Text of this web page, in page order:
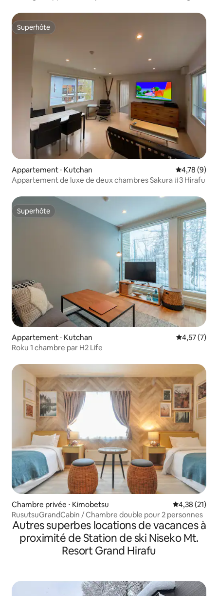
Superhôte
Superhôte
Appartement ⋅ Kutchan Évaluation
4,78 (9)
Appartement de luxe de deux chambres Sakura #3 Hirafu
Superhôte
Superhôte
Appartement ⋅ Kutchan Évaluation
4,57 (7)
Roku 1 chambre par H2 Life
Chambre privée ⋅ Kimobetsu Évaluation
4,38 (21)
RusutsuGrandCabin / Chambre double pour 2 personnes
Autres superbes locations de vacances à
proximité de Station de ski Niseko Mt.
Resort Grand Hirafu